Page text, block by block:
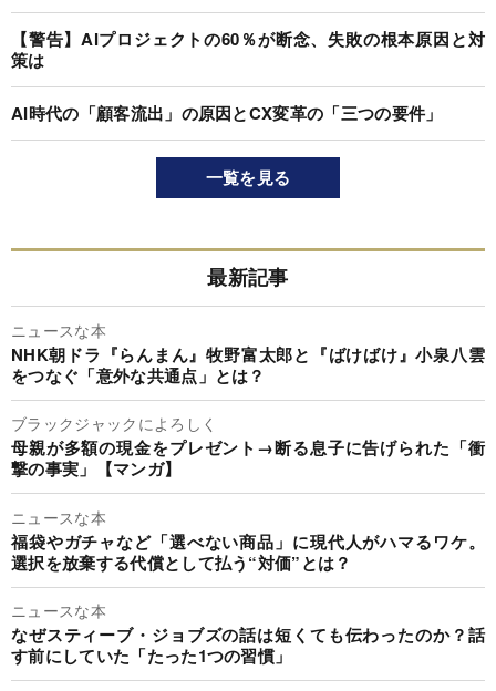
【警告】AIプロジェクトの60％が断念、失敗の根本原因と対
策は
AI時代の「顧客流出」の原因とCX変革の「三つの要件」
一覧を見る
最新記事
ニュースな本
NHK朝ドラ『らんまん』牧野富太郎と『ばけばけ』小泉八雲
をつなぐ「意外な共通点」とは？
ブラックジャックによろしく
母親が多額の現金をプレゼント→断る息子に告げられた「衝
撃の事実」【マンガ】
ニュースな本
福袋やガチャなど「選べない商品」に現代人がハマるワケ。
選択を放棄する代償として払う“対価”とは？
ニュースな本
なぜスティーブ・ジョブズの話は短くても伝わったのか？話
す前にしていた「たった1つの習慣」